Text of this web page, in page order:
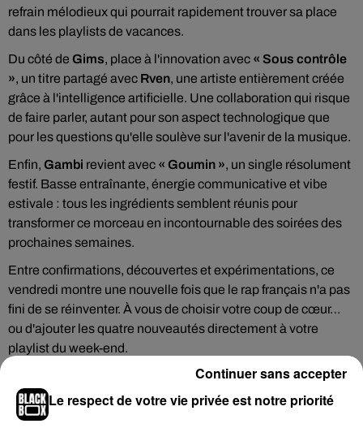
refrain mélodieux qui pourrait rapidement trouver sa place
dans les playlists de vacances.
Du côté de Gims, place à l'innovation avec « Sous contrôle
», un titre partagé avec Rven, une artiste entièrement créée
grâce à l'intelligence artificielle. Une collaboration qui risque
de faire parler, autant pour son aspect technologique que
pour les questions qu'elle soulève sur l'avenir de la musique.
Enfin, Gambi revient avec « Goumin », un single résolument
festif. Basse entraînante, énergie communicative et vibe
estivale : tous les ingrédients semblent réunis pour
transformer ce morceau en incontournable des soirées des
prochaines semaines.
Entre confirmations, découvertes et expérimentations, ce
vendredi montre une nouvelle fois que le rap français n'a pas
fini de se réinventer. À vous de choisir votre coup de cœur…
ou d'ajouter les quatre nouveautés directement à votre
playlist du week-end.
Le respect de votre vie privée est notre priorité
Continuer sans accepter